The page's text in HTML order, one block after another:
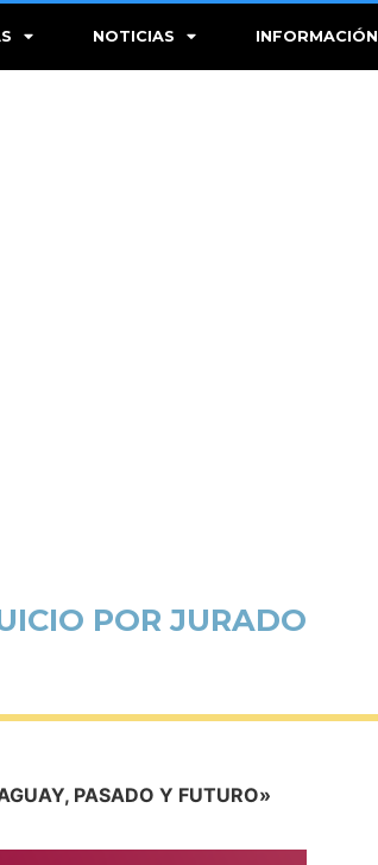
NOTICIAS INFORMACIÓN
POR JURADO
PASADO Y FUTURO»